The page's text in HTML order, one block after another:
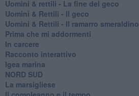
​Uomini & rettili - La fine del geco
Uomini & Rettili - Il geco
Uomini & Rettili - Il ramarro smeraldino
Prima che mi addormenti
In carcere
Racconto interattivo
Igea marina
​NORD SUD
La marsigliese